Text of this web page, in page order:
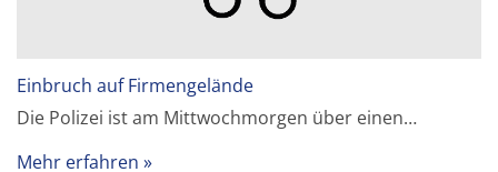
Einbruch auf Firmengelände
Die Polizei ist am Mittwochmorgen über einen…
Mehr erfahren